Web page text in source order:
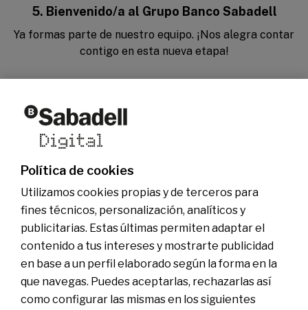
5. Bienvenido/a al Grupo Banco Sabadell
Ya formas parte de nuestro equipo. ¡Nos alegra contar
contigo en esta nueva etapa!
Quiénes somos
Actualidad
Ser Sabadell Digital
Únete al equipo
Política de cookies
Utilizamos cookies propias y de terceros para
fines técnicos, personalización, analíticos y
publicitarias. Estas últimas permiten adaptar el
contenido a tus intereses y mostrarte publicidad
en base a un perfil elaborado según la forma en la
que navegas. Puedes aceptarlas, rechazarlas así
como configurar las mismas en los siguientes